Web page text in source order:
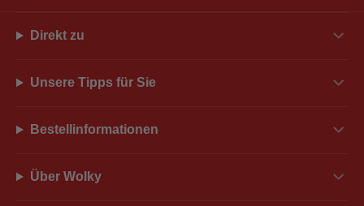
Direkt zu
Unsere Tipps für Sie
Bestellinformationen
Über Wolky